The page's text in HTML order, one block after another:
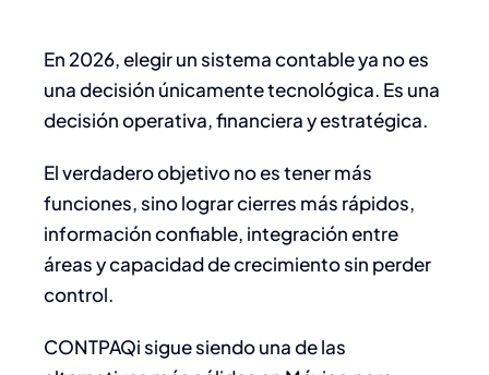
En 2026, elegir un sistema contable ya no es
una decisión únicamente tecnológica. Es una
decisión operativa, financiera y estratégica.
El verdadero objetivo no es tener más
funciones, sino lograr cierres más rápidos,
información confiable, integración entre
áreas y capacidad de crecimiento sin perder
control.
CONTPAQi sigue siendo una de las